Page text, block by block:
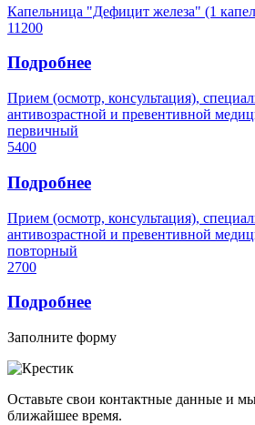
Капельница "Дефицит железа" (1
11200
Подробнее
Прием (осмотр, консультация),
антивозрастной и превентивной
первичный
5400
Подробнее
Прием (осмотр, консультация),
антивозрастной и превентивной
повторный
2700
Подробнее
Заполните форму
Оставьте свои контактные данные и
ближайшее время.